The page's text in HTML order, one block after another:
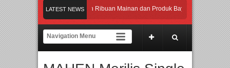
LATEST NEWS
Jakarta dengan Ribuan Mainan dan Produk Bayi dari Seluruh Dunia,
Gerbang Inovasi dan Peluang Bisnis Industri Gifts dan Housewares Asia
Perpaduan Warisan Dan Semangat Lokal, BIRKENSTOCK INDONESIA